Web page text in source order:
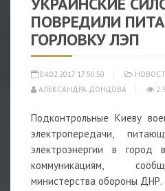
ПОВРЕДИЛИ
ГОРЛОВКУ ЛЭП
04.02.2017 17:50:50
АЛЕКСАНДРА ДОНЦОВА
2
Подконтрольные Киеву
электропередачи,
электроэнергии в город
коммуникациям,
министерства обороны ДНР.